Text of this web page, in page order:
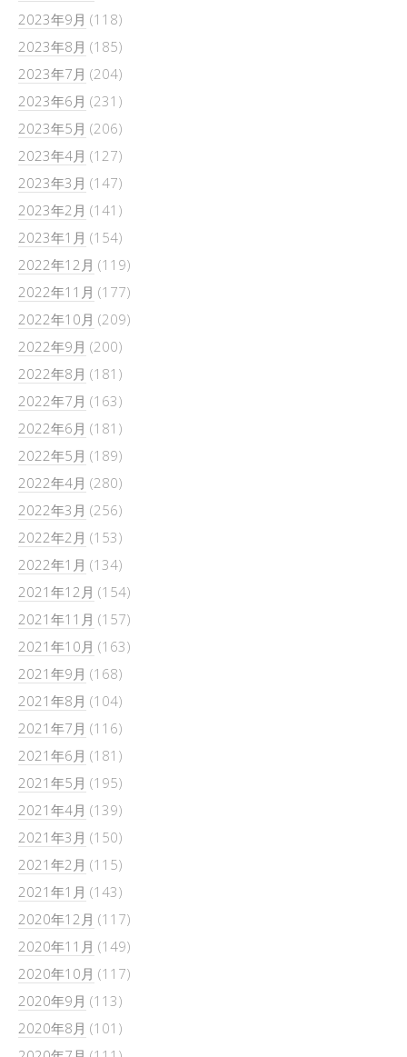
2023年9月 (118)
2023年8月 (185)
2023年7月 (204)
2023年6月 (231)
2023年5月 (206)
2023年4月 (127)
2023年3月 (147)
2023年2月 (141)
2023年1月 (154)
2022年12月 (119)
2022年11月 (177)
2022年10月 (209)
2022年9月 (200)
2022年8月 (181)
2022年7月 (163)
2022年6月 (181)
2022年5月 (189)
2022年4月 (280)
2022年3月 (256)
2022年2月 (153)
2022年1月 (134)
2021年12月 (154)
2021年11月 (157)
2021年10月 (163)
2021年9月 (168)
2021年8月 (104)
2021年7月 (116)
2021年6月 (181)
2021年5月 (195)
2021年4月 (139)
2021年3月 (150)
2021年2月 (115)
2021年1月 (143)
2020年12月 (117)
2020年11月 (149)
2020年10月 (117)
2020年9月 (113)
2020年8月 (101)